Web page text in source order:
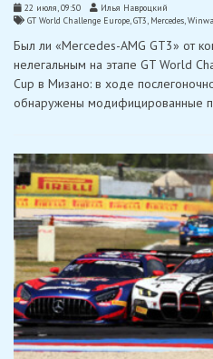
22 июля, 09:50
Илья Навроцкий
GT World Challenge Europe,GT3, Mercedes,
Был ли «Mercedes-AMG GT3» от
нелегальным на этапе GT World
Cup в Мизано: в ходе
обнаружены модифицированные